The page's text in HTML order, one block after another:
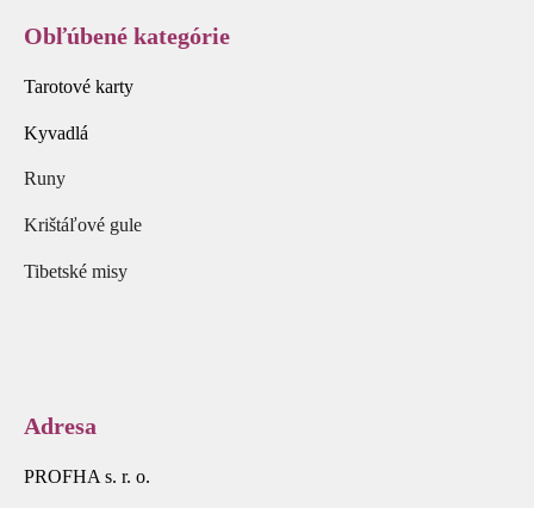
Obľúbené kategórie
Tarotové karty
Kyvadlá
Runy
Krištáľové gule
Tibetské misy
Adresa
PROFHA s. r. o.